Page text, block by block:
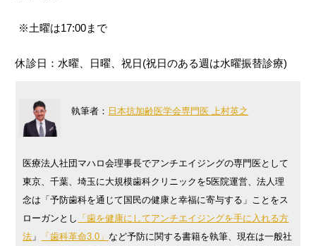
※土曜は17:00まで
休診日：水曜、日曜、祝日(祝日のある週は水曜振替診療)
執筆者： 日本抗加齢医学会専門医 上村英之
医療法人社団マハロ会理事長でアンチエイジングの専門医として
東京、千葉、埼玉に大規模歯科クリニックを5医院運営、法人理
念は「予防歯科を通じて国民の健康と幸福に寄与する」ことをス
ローガンとし 「歯を健康にしてアンチエイジングを手に入れる方
法 」 「歯科革命3.0」 など予防に関する書籍を執筆、現在は一般社